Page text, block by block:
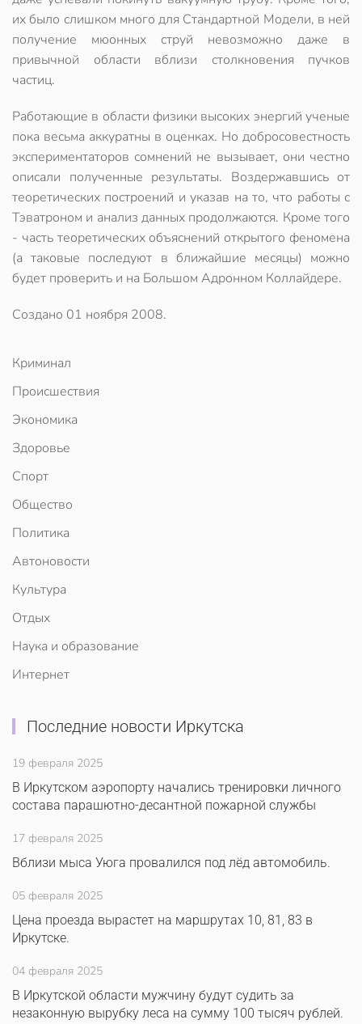
их было слишком много для Стандартной Модели, в ней
получение мюонных струй невозможно даже в
привычной области вблизи столкновения пучков
частиц.
Работающие в области физики высоких энергий ученые
пока весьма аккуратны в оценках. Но добросовестность
экспериментаторов сомнений не вызывает, они честно
описали полученные результаты. Воздержавшись от
теоретических построений и указав на то, что работы с
Тэватроном и анализ данных продолжаются. Кроме того
- часть теоретических объяснений открытого феномена
(а таковые последуют в ближайшие месяцы) можно
будет проверить и на Большом Адронном Коллайдере.
Создано 01 ноября 2008.
Криминал
Происшествия
Экономика
Здоровье
Спорт
Общество
Политика
Автоновости
Культура
Отдых
Наука и образование
Интернет
Последние новости Иркутска
19 февраля 2025
В Иркутском аэропорту начались тренировки личного
состава парашютно-десантной пожарной службы
17 февраля 2025
Вблизи мыса Уюга провалился под лёд автомобиль.
05 февраля 2025
Цена проезда вырастет на маршрутах 10, 81, 83 в
Иркутске.
04 февраля 2025
В Иркутской области мужчину будут судить за
незаконную вырубку леса на сумму 100 тысяч рублей.